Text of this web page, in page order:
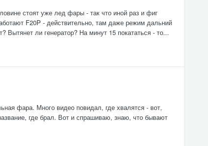
стоят уже лед фары - так что иной раз и фиг
F20P - действительно, там даже режим дальний
Вытянет ли генератор? На минут 15 покататься - то...
фара. Много видео повидал, где хвалятся - вот,
где брал. Вот и спрашиваю, знаю, что бывают